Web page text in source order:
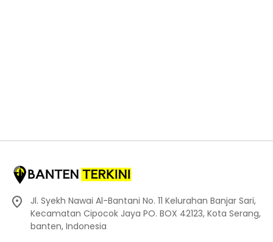
Jl. Syekh Nawai Al-Bantani No. 11 Kelurahan Banjar Sari,
Kecamatan Cipocok Jaya PO. BOX 42123, Kota Serang,
banten, Indonesia